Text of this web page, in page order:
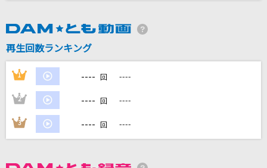
長渕剛
カラオケ最新情報をチェック！
再生回数ランキング
1 ---- 回 ----
2 ---- 回 ----
3 ---- 回 ----